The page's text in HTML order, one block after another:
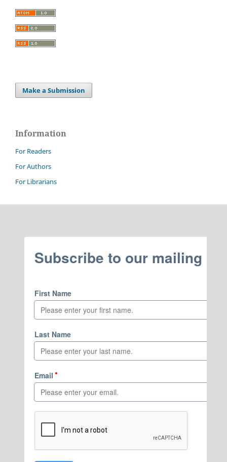
Make a Submission
Information
For Readers
For Authors
For Librarians